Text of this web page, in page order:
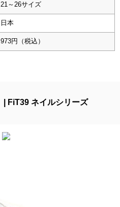
21～26サイズ
日本
973円（税込）
FiT39 ネイルシリーズ